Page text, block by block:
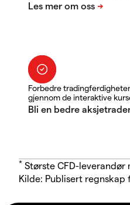
Forbedre
gjennom de interaktive
* Største CFD-
Kilde: Publisert regnskap